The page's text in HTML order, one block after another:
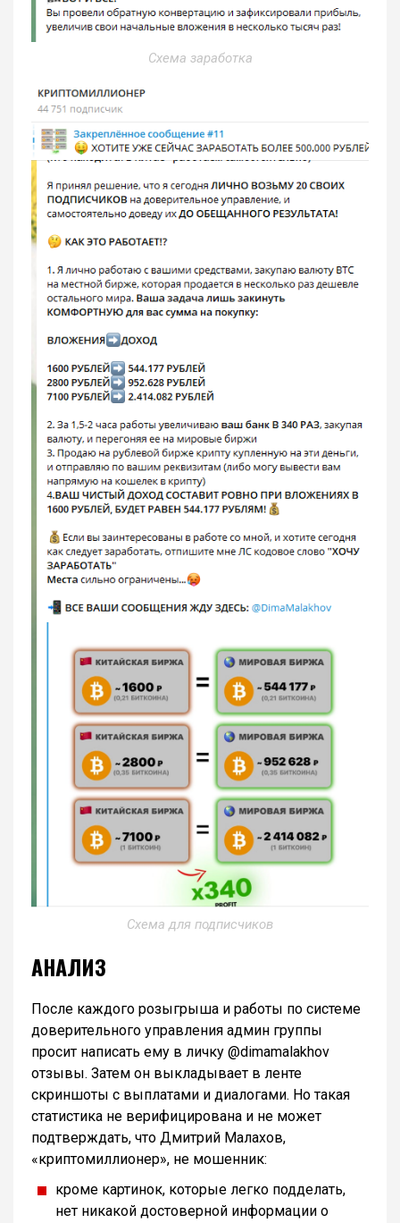
Схема заработка
Схема для подписчиков
АНАЛИЗ
После каждого розыгрыша и работы по системе
доверительного управления админ группы
просит написать ему в личку @dimamalakhov
отзывы. Затем он выкладывает в ленте
скриншоты с выплатами и диалогами. Но такая
статистика не верифицирована и не может
подтверждать, что Дмитрий Малахов,
«криптомиллионер», не мошенник:
кроме картинок, которые легко подделать,
нет никакой достоверной информации о